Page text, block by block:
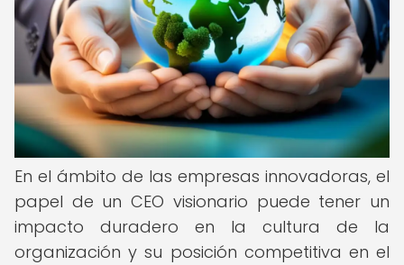
En el ámbito de las empresas innovadoras, el
papel de un CEO visionario puede tener un
impacto duradero en la cultura de la
organización y su posición competitiva en el